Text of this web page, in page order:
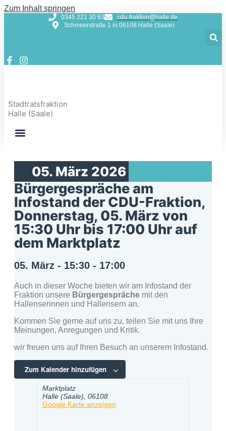
Zum Inhalt springen
0345 221 30 63
cdu-fraktion@halle.de
Schmeerstraße 1 in 06108 Halle (Saale)
Stadtratsfraktion
Halle (Saale)
05. März 2026
Bürgergespräche am
Infostand der CDU-Fraktion,
Donnerstag, 05. März von
15:30 Uhr bis 17:00 Uhr auf
dem Marktplatz
05. März - 15:30 - 17:00
Auch in dieser Woche bieten wir am Infostand der
Fraktion unsere Bürgergespräche mit den
Hallenserinnen und Hallensern an.
Kommen Sie gerne auf uns zu, teilen Sie mit uns Ihre
Meinungen, Anregungen und Kritik.
wir freuen uns auf Ihren Besuch an unserem Infostand.
Zum Kalender hinzufügen
Marktplatz
Halle (Saale), 06108
Google Karte anzeigen